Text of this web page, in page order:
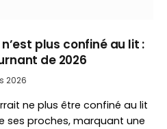
plus confiné au lit :
de 2026
2026
ne plus être confiné au lit
ses proches, marquant une